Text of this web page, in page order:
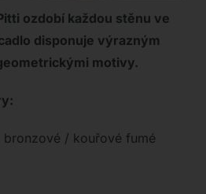
ozdobí každou stěnu ve
disponuje výrazným
motivy.
/ kouřové fumé